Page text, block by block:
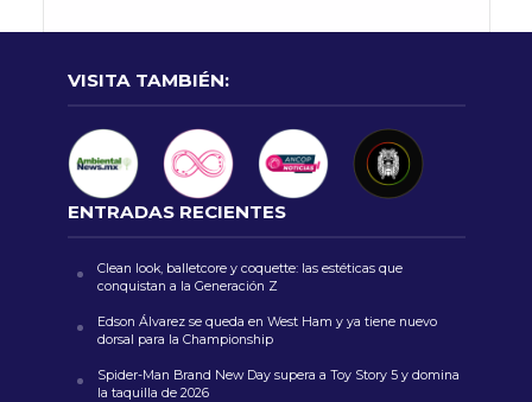
VISITA TAMBIÉN:
ENTRADAS RECIENTES
Clean look, balletcore y coquette: las estéticas que
conquistan a la Generación Z
Edson Álvarez se queda en West Ham y ya tiene nuevo
dorsal para la Championship
Spider-Man Brand New Day supera a Toy Story 5 y domina
la taquilla de 2026